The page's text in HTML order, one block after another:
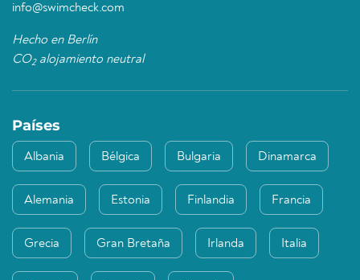
info@swimcheck.com
Hecho en Berlín
CO2alojamiento neutral
Países
Albania Bélgica Bulgaria Dinamarca
Alemania Estonia Finlandia Francia
Grecia Gran Bretaña Irlanda Italia